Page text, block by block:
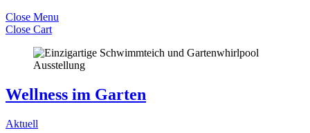
Close Menu
Close Cart
Wellness im Garten
Aktuell